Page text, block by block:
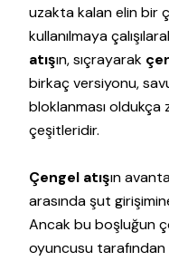
uzakta kalan elin bir
kullanılmaya
atışın, sıçrayarak
birkaç versiyonu,
bloklanması
çeşitleridir.
Çengel atışın
arasında şut
Ancak bu boşluğun
oyuncusu